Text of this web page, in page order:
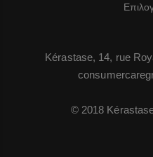
Kérastase, 14, rue
© 2018